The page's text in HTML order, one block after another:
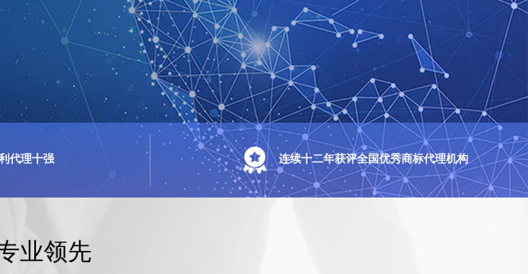
代理十强 连续十二年获评全国优秀商标代理机构
业领先